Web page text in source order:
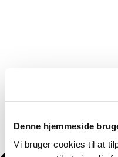
Denne hjemmeside
Vi bruger cookies til at